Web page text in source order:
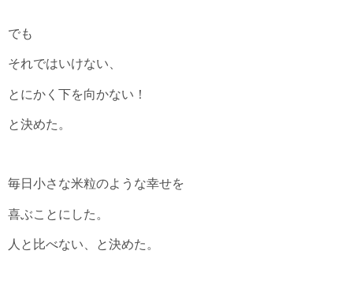
でも
それではいけない、
とにかく下を向かない！
と決めた。
毎日小さな米粒のような幸せを
喜ぶことにした。
人と比べない、と決めた。